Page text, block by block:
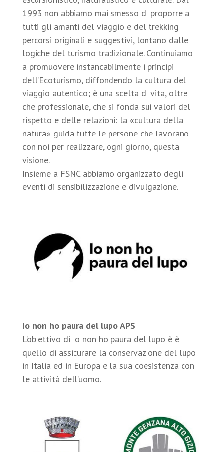
1993 non abbiamo mai smesso di proporre a
tutti gli amanti del viaggio e del trekking
percorsi originali e suggestivi, lontano dalle
logiche del turismo tradizionale. Continuiamo
a promuovere instancabilmente i principi
dell’Ecoturismo, diffondendo la cultura del
viaggio autentico; è una scelta di vita, oltre
che professionale, che si fonda sui valori del
rispetto e delle relazioni: la «cultura della
natura» guida tutte le persone che lavorano
con noi per realizzare, ogni giorno, questa
visione.
Insieme a FSNC abbiamo organizzato degli
eventi di sensibilizzazione e divulgazione.
Io non ho paura del lupo APS
L’obiettivo di Io non ho paura del lupo è è
quello di assicurare la conservazione del lupo
in Italia ed in Europa e la sua coesistenza con
le attività dell’uomo.